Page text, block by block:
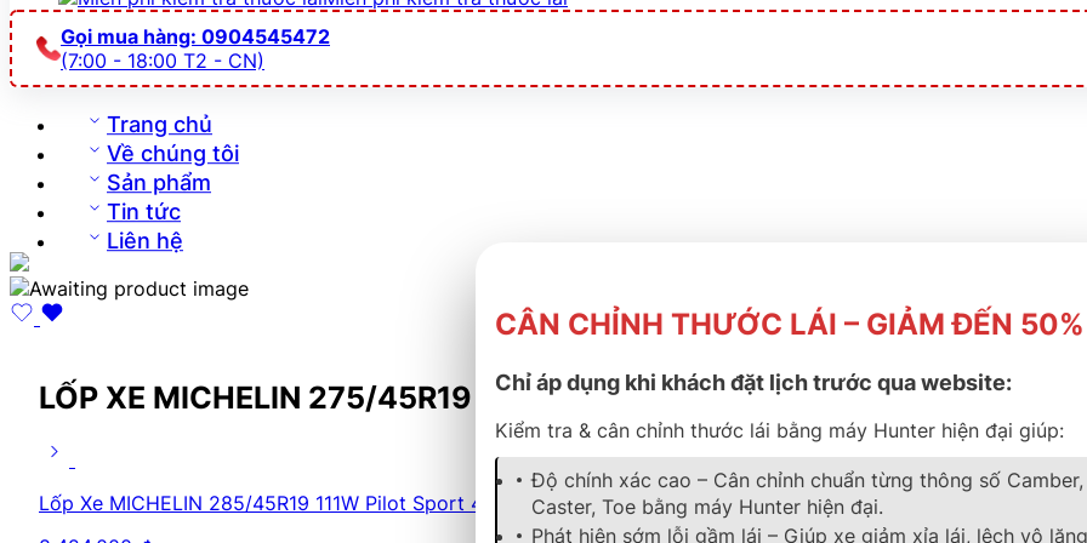
Gọi mua hàng: 0904545472
(7:00 - 18:00 T2 - CN)
Trang chủ
Về chúng tôi
Sản phẩm
Tin tức
Liên hệ
LỐP XE MICHELIN 275/45R19 108V LATITUDE TOUR HP
Lốp Xe MICHELIN 285/45R19 111W Pilot Sport 4 SUV
CÂN CHỈNH THƯỚC LÁI – GIẢM ĐẾN 50%
Chỉ áp dụng khi khách đặt lịch trước qua website:
Kiểm tra & cân chỉnh thước lái bằng máy Hunter hiện đại giúp:
Độ chính xác cao – Cân chỉnh chuẩn từng thông số Camber,
Caster, Toe bằng máy Hunter hiện đại.
Phát hiện sớm lỗi gầm lái – Giúp xe giảm xỉa lái, lệch vô